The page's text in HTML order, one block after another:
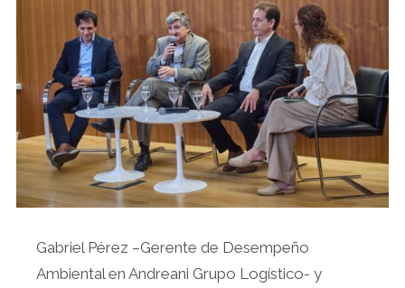
Gabriel Pérez –Gerente de Desempeño
Ambiental en Andreani Grupo Logístico- y